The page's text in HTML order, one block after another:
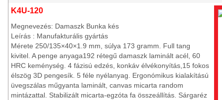
K4U-120
Megnevezés: Damaszk Bunka kés
Leírás : Manufakturális gyártás
Mérete 250/135×40×1.9 mm, súlya 173 gramm. Full tang
kivitel. A penge anyaga192 rétegű damaszk laminált acél, 60
HRC keménység. 4 fázisú edzés, konkáv élvékonyítás,15 fokos
élszög 3D pengesík. 5 féle nyélanyag. Ergonómikus kialakítású
üvegszálas műgyanta laminált, canvas micarta random
mintázattal. Stabilizált micarta-egzóta fa összeállítás. Sárgaréz